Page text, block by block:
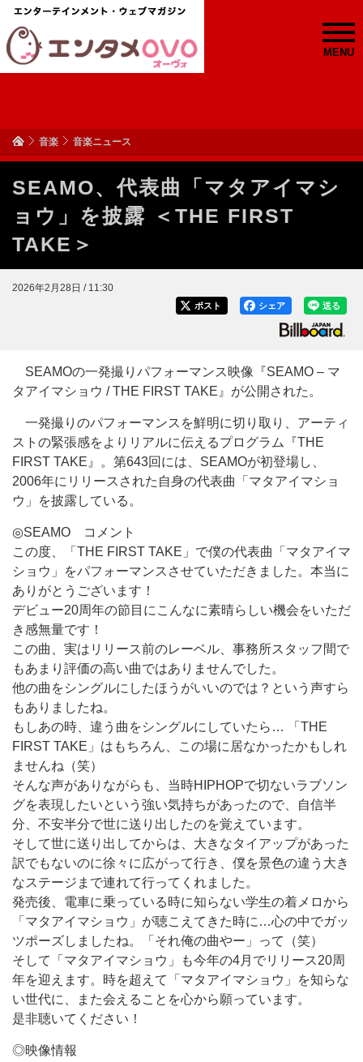
MENU
音楽 音楽ニュース
SEAMO、代表曲「マタアイマシ
ョウ」を披露 ＜THE FIRST
TAKE＞
2026年2月28日 / 11:30
送る
シェア
ポスト
SEAMOの一発撮りパフォーマンス映像『SEAMO – マ
タアイマショウ / THE FIRST TAKE』が公開された。
一発撮りのパフォーマンスを鮮明に切り取り、アーティ
ストの緊張感をよりリアルに伝えるプログラム『THE
FIRST TAKE』。第643回には、SEAMOが初登場し、
2006年にリリースされた自身の代表曲「マタアイマショ
ウ」を披露している。
◎SEAMO コメント
この度、「THE FIRST TAKE」で僕の代表曲「マタアイマ
ショウ」をパフォーマンスさせていただきました。本当に
ありがとうございます！
デビュー20周年の節目にこんなに素晴らしい機会をいただ
き感無量です！
この曲、実はリリース前のレーベル、事務所スタッフ間で
もあまり評価の高い曲ではありませんでした。
他の曲をシングルにしたほうがいいのでは？という声すら
もありましたね。
もしあの時、違う曲をシングルにしていたら… 「THE
FIRST TAKE」はもちろん、この場に居なかったかもしれ
ませんね（笑）
そんな声がありながらも、当時HIPHOPで切ないラブソン
グを表現したいという強い気持ちがあったので、自信半
分、不安半分で世に送り出したのを覚えています。
そして世に送り出してからは、大きなタイアップがあった
訳でもないのに徐々に広がって行き、僕を景色の違う大き
なステージまで連れて行ってくれました。
発売後、電車に乗っている時に知らない学生の着メロから
「マタアイマショウ」が聴こえてきた時に…心の中でガッ
ツポーズしましたね。「それ俺の曲やー」って（笑）
そして「マタアイマショウ」も今年の4月でリリース20周
年を迎えます。時を超えて「マタアイマショウ」を知らな
い世代に、また会えることを心から願っています。
是非聴いてください！
◎映像情報